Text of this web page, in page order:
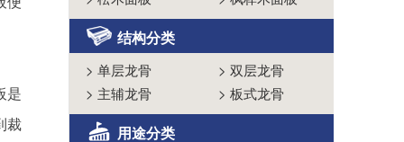
是
裁
结构分类
> 单层龙骨 > 双层龙骨
> 主辅龙骨 > 板式龙骨
用途分类